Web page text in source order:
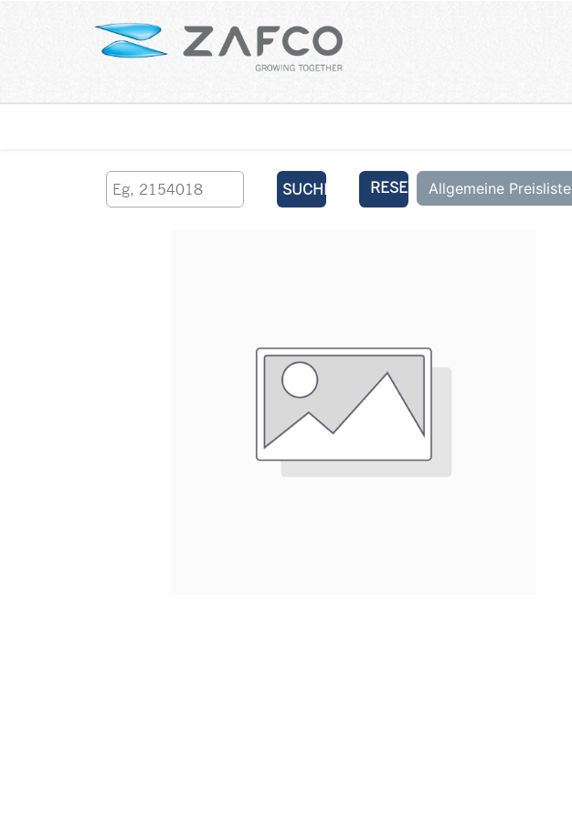
SUCHEN RESET Allgemeine Preisliste